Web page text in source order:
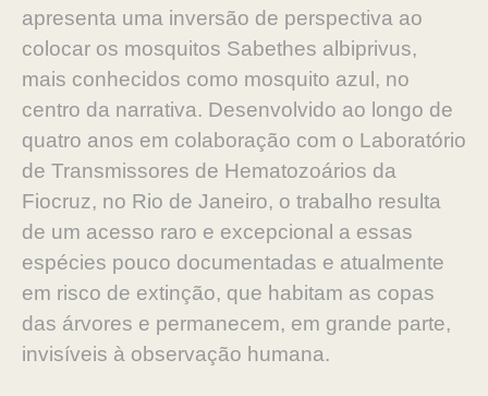
apresenta uma inversão de perspectiva ao
colocar os mosquitos Sabethes albiprivus,
mais conhecidos como mosquito azul, no
centro da narrativa. Desenvolvido ao longo de
quatro anos em colaboração com o Laboratório
de Transmissores de Hematozoários da
Fiocruz, no Rio de Janeiro, o trabalho resulta
de um acesso raro e excepcional a essas
espécies pouco documentadas e atualmente
em risco de extinção, que habitam as copas
das árvores e permanecem, em grande parte,
invisíveis à observação humana.